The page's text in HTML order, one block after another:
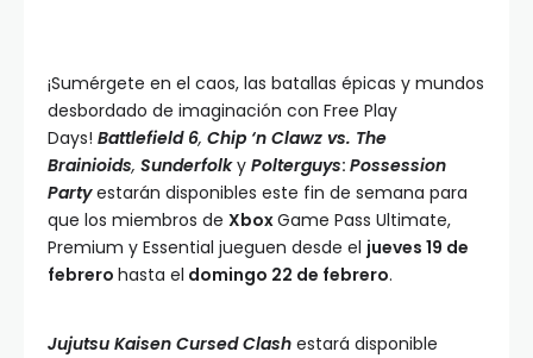
¡Sumérgete en el caos, las batallas épicas y mundos
desbordado de imaginación con Free Play
Days! Battlefield 6, Chip ‘n Clawz vs. The
Brainioids, Sunderfolky Polterguys: Possession
Partyestarán disponibles este fin de semana para
que los miembros de XboxGame Pass Ultimate,
Premium y Essential jueguen desde el jueves 19 de
febrero hasta el domingo 22 de febrero.
Jujutsu Kaisen Cursed Clash estará disponible